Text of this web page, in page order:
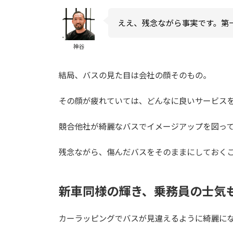
神谷
ええ、残念ながら事実です。
結局、バスの見た目は会社の顔そのもの。
その顔が疲れていては、どんなに良いサービス
競合他社が綺麗なバスでイメージアップを図っ
残念ながら、傷んだバスをそのままにしておく
新車同様の輝き、乗務員の士気
カーラッピングでバスが見違えるように綺麗にな